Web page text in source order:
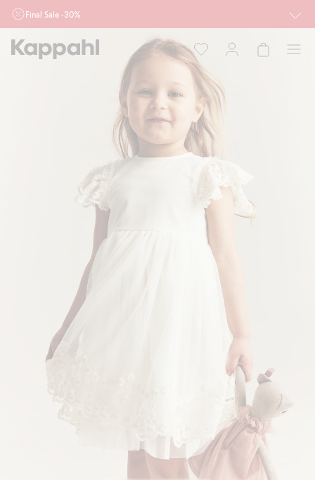
Final Sale -30%
działu outlet do 10.8 w sklepach Kappahl i Newbie oraz na kappahl.com. Ofert
nie łączymy
Mężczyzna Dziecko